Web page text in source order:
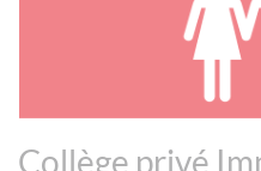
Collège privé